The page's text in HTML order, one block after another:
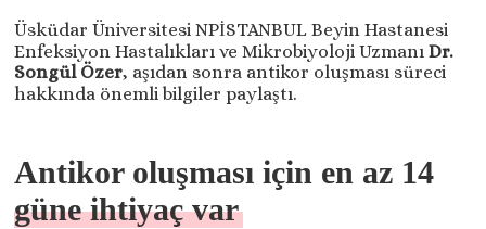
Üsküdar Üniversitesi NPİSTANBUL Beyin Hastanesi
Enfeksiyon Hastalıkları ve Mikrobiyoloji UzmanıDr.
Songül Özer, aşıdan sonra antikor oluşması süreci
hakkında önemli bilgiler paylaştı.
Antikor oluşması için en az 14
güne ihtiyaç var